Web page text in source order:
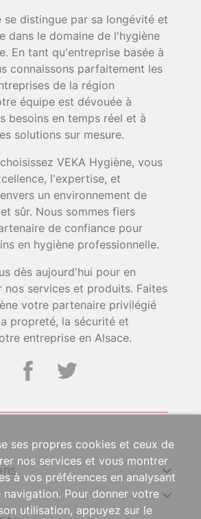
se distingue par sa longévité et
dans le domaine de l'hygiène
En tant qu'entreprise basée à
connaissons parfaitement les
de la région
équipe est dévouée à
besoins en temps réel et à
solutions sur mesure.
VEKA Hygiène, vous
l'expertise, et
un environnement de
sûr. Nous sommes fiers
de confiance pour
en hygiène professionnelle.
dès aujourd'hui pour en
nos services et produits. Faites
votre partenaire privilégié
propreté, la sécurité et
entreprise en Alsace.


ses propres cookies et ceux de
nos services et vous montrer
à vos préférences en analysant
Pour donner votre
utilisation, appuyez sur le